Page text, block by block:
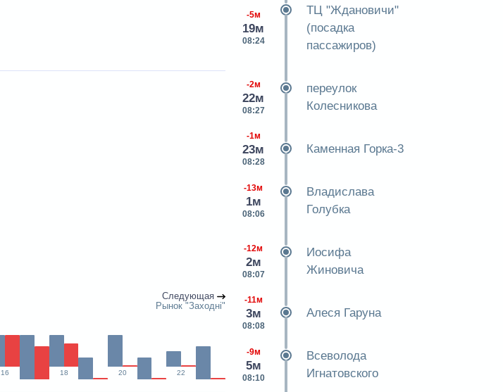
Следующая
Рынок "Заходнi"
16 18 20 22
-5м
19м
08:24
ТЦ "Ждановичи"
(посадка
пассажиров)
-2м
22м
08:27
переулок
Колесникова
-1м
23м
08:28
Каменная Горка-3
-13м
1м
08:06
Владислава
Голубка
-12м
2м
08:07
Иосифа
Жиновича
-11м
3м
08:08
Алеся Гаруна
-9м
5м
08:10
Всеволода
Игнатовского